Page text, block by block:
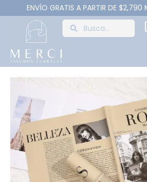
ENVÍO GRATIS A PARTIR DE $2,790